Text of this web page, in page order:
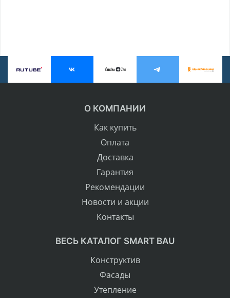
О КОМПАНИИ
Как купить
Оплата
Доставка
Гарантия
Рекомендации
Новости и акции
Контакты
ВЕСЬ КАТАЛОГ SMART BAU
Конструктив
Фасады
Утепление